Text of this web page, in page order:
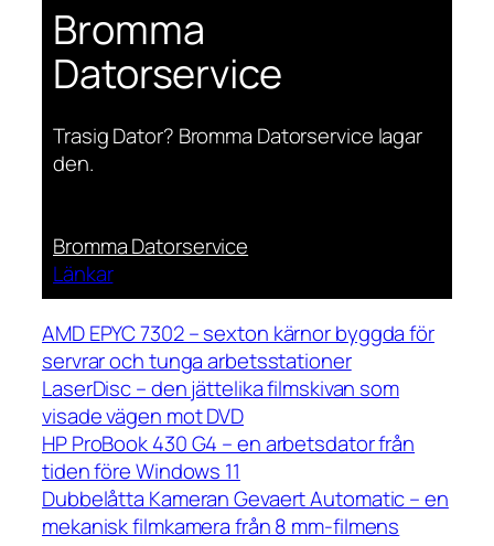
Bromma
Datorservice
Trasig Dator? Bromma Datorservice lagar
den.
Bromma Datorservice
Länkar
AMD EPYC 7302 – sexton kärnor byggda för
servrar och tunga arbetsstationer
LaserDisc – den jättelika filmskivan som
visade vägen mot DVD
HP ProBook 430 G4 – en arbetsdator från
tiden före Windows 11
Dubbelåtta Kameran Gevaert Automatic – en
mekanisk filmkamera från 8 mm-filmens